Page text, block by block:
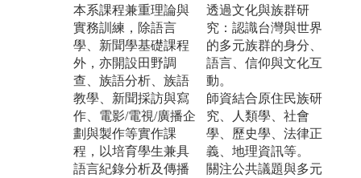
本系課程兼重理論與
實務訓練，除語言
學、新聞學基礎課程
外，亦開設田野調
查、族語分析、族語
教學、新聞採訪與寫
作、電影/電視/廣播企
劃與製作等實作課
程，以培育學生兼具
語言紀錄分析及傳播
透過文化與族群研
究：認識台灣與世界
的多元族群的身分、
語言、信仰與文化互
動。
師資結合原住民族研
究、人類學、社會
學、歷史學、法律正
義、地理資訊等。
關注公共議題與多元